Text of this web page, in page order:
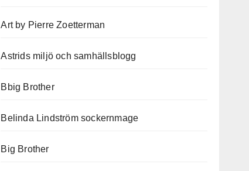
Art by Pierre Zoetterman
Astrids miljö och samhällsblogg
Bbig Brother
Belinda Lindström sockernmage
Big Brother